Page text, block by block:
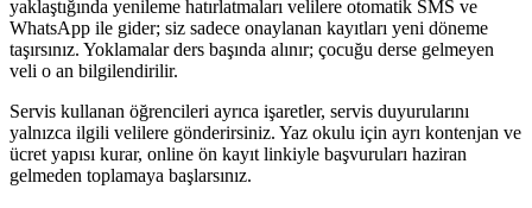
yaklaştığında yenileme hatırlatmaları velilere otomatik SMS ve
WhatsApp ile gider; siz sadece onaylanan kayıtları yeni döneme
taşırsınız. Yoklamalar ders başında alınır; çocuğu derse gelmeyen
veli o an bilgilendirilir.
Servis kullanan öğrencileri ayrıca işaretler, servis duyurularını
yalnızca ilgili velilere gönderirsiniz. Yaz okulu için ayrı kontenjan ve
ücret yapısı kurar, online ön kayıt linkiyle başvuruları haziran
gelmeden toplamaya başlarsınız.